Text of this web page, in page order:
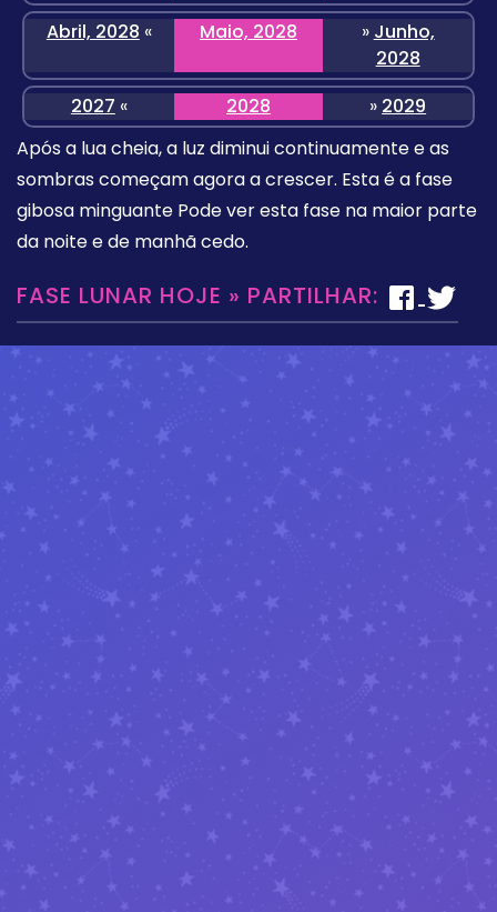
Abril, 2028 « Maio, 2028 » Junho,
2028
2027 « 2028 » 2029
Após a lua cheia, a luz diminui continuamente e as
sombras começam agora a crescer. Esta é a fase
gibosa minguante Pode ver esta fase na maior parte
da noite e de manhã cedo.
FASE LUNAR HOJE » PARTILHAR: